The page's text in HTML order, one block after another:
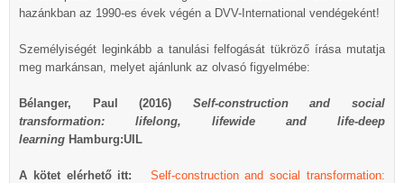
hazánkban az 1990-es évek végén a DVV-International vendégeként!
Személyiségét leginkább a tanulási felfogását tükröző írása mutatja
meg markánsan, melyet ajánlunk az olvasó figyelmébe:
Bélanger, Paul (2016) Self-construction and social
transformation: lifelong, lifewide and life-deep
learning Hamburg:UIL
A kötet elérhető itt:
Self-construction and social transformation: